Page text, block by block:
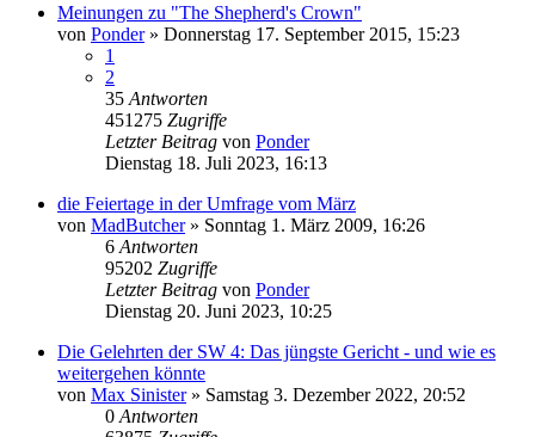
Meinungen zu "The Shepherd's Crown"
von Ponder» Donnerstag 17. September 2015, 15:23
1
2
35 Antworten
451275 Zugriffe
Letzter Beitrag von Ponder
Dienstag 18. Juli 2023, 16:13
die Feiertage in der Umfrage vom März
von MadButcher» Sonntag 1. März 2009, 16:26
6 Antworten
95202 Zugriffe
Letzter Beitrag von Ponder
Dienstag 20. Juni 2023, 10:25
Die Gelehrten der SW 4: Das jüngste Gericht - und wie es
weitergehen könnte
von Max Sinister» Samstag 3. Dezember 2022, 20:52
0 Antworten